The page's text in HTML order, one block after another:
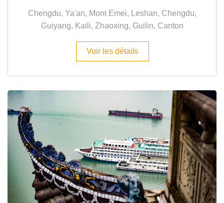
Chengdu, Ya'an, Mont Emei, Leshan, Chengdu,
Guiyang, Kaili, Zhaoxing, Guilin, Canton
Voir les détails